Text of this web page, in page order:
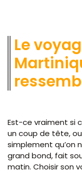
Le
Est-ce vraiment si
un coup de tête,
simplement qu’on
grand bond, fait
matin. Choisir son